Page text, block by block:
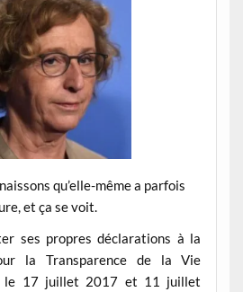
qu’elle-même a parfois
et ça se voit.
ses propres déclarations à la
la Transparence de la Vie
le 17 juillet 2017 et 11 juillet